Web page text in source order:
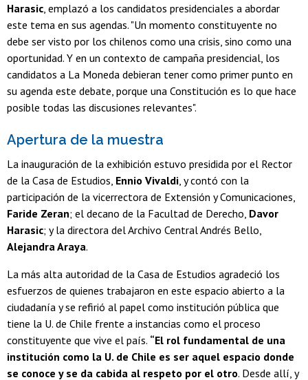
Harasic , emplazó a los candidatos presidenciales a abordar
este tema en sus agendas. "Un momento constituyente no
debe ser visto por los chilenos como una crisis, sino como una
oportunidad. Y en un contexto de campaña presidencial, los
candidatos a La Moneda debieran tener como primer punto en
su agenda este debate, porque una Constitución es lo que hace
posible todas las discusiones relevantes".
Apertura de la muestra
La inauguración de la exhibición estuvo presidida por el Rector
de la Casa de Estudios, Ennio Vivaldi, y contó con la
participación de la vicerrectora de Extensión y Comunicaciones,
Faride Zeran; el decano de la Facultad de Derecho, Davor
Harasic; y la directora del Archivo Central Andrés Bello,
Alejandra Araya.
La más alta autoridad de la Casa de Estudios agradeció los
esfuerzos de quienes trabajaron en este espacio abierto a la
ciudadanía y se refirió al papel como institución pública que
tiene la U. de Chile frente a instancias como el proceso
constituyente que vive el país. “El rol fundamental de una
institución como la U. de Chile es ser aquel espacio donde
se conoce y se da cabida al respeto por el otro. Desde allí, y